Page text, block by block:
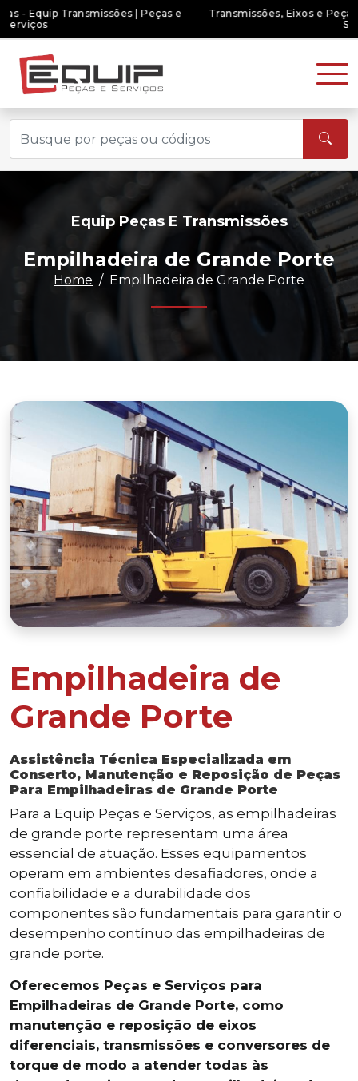
Transmissões, Eixos e Peças - Equip Transmissões | Peças e
Equip Peças E Transmissões
Empilhadeira de Grande Porte
Home Empilhadeira de Grande Porte
Empilhadeira de
Grande Porte
Assistência Técnica Especializada em
Conserto, Manutenção e Reposição de Peças
Para Empilhadeiras de Grande Porte
Para a Equip Peças e Serviços, as empilhadeiras
de grande porte representam uma área
essencial de atuação. Esses equipamentos
operam em ambientes desafiadores, onde a
confiabilidade e a durabilidade dos
componentes são fundamentais para garantir o
desempenho contínuo das empilhadeiras de
grande porte.
Oferecemos Peças e Serviços para
Empilhadeiras de Grande Porte, como
manutenção e reposição de eixos
diferenciais, transmissões e conversores de
torque de modo a atender todas às